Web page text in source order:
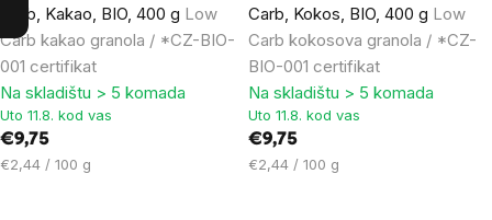
Carb, Kakao, BIO, 400 g Low
Carb kakao granola / *CZ-BIO-
001 certifikat
Na skladištu > 5 komada
Uto 11.8. kod vas
€9,75
Cijena
€2,44 / 100 g
Carb, Kokos, BIO, 400 g Low
Carb kokosova granola / *CZ-
BIO-001 certifikat
Na skladištu > 5 komada
Uto 11.8. kod vas
€9,75
Cijena
€2,44 / 100 g